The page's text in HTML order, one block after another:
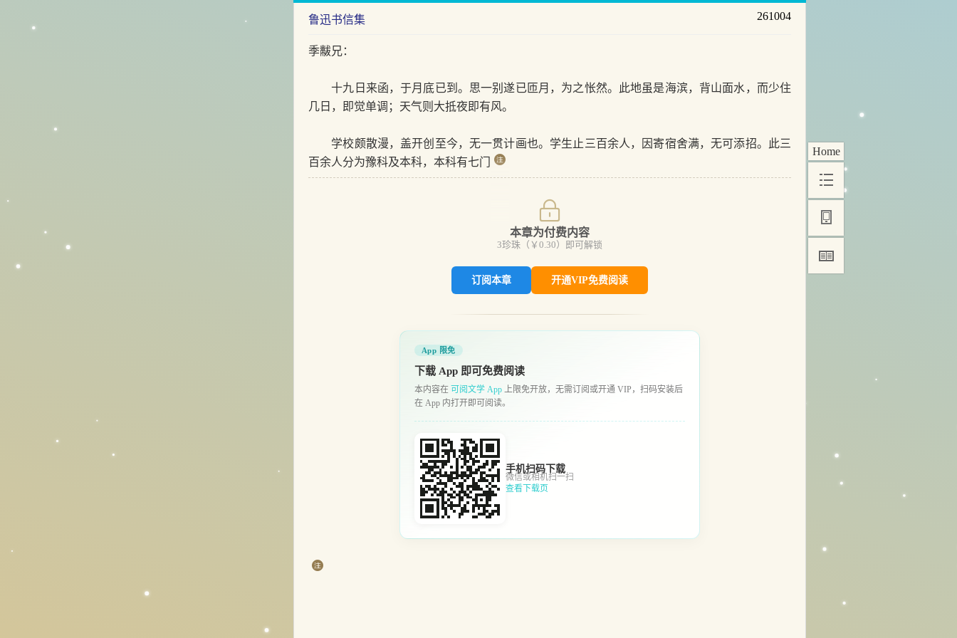
Home
鲁迅书信集 261004
季黻兄：
十九日来函，于月底已到。思一别遂已匝月，为之怅然。此地虽是海滨，背山面水，而少住
几日，即觉单调；天气则大抵夜即有风。
学校颇散漫，盖开创至今，无一贯计画也。学生止三百余人，因寄宿舍满，无可添招。此三
百余人分为豫科及本科，本科有七门
本章为付费内容
3珍珠（￥ 0.30）即可解锁
订阅本章 开通VIP免费阅读
App 限免
下载 App 即可免费阅读
本内容在 可阅文学 App 上限免开放，无需订阅或开通 VIP，扫码安装后
在 App 内打开即可阅读。
手机扫码下载
微信或相机扫一扫
查看下载页